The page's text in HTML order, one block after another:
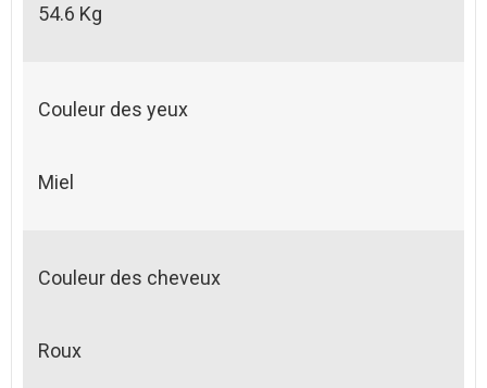
54.6 Kg
Couleur des yeux
Miel
Couleur des cheveux
Roux